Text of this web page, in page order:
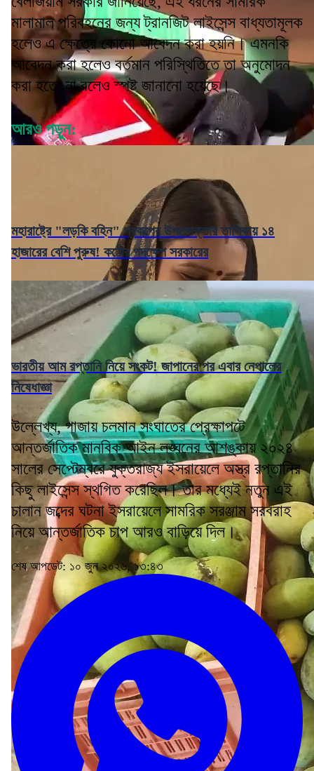
মালামাল পরিবহনের জন্য ট্রানজিট লাইসেন্স বাধ্যতামূলক
হলেও এ ক্ষেত্রে কোনো আবেদন করা হয়নি। এমনকি
আবেদন করা হলেও বর্তমান পরিস্থিতিতে তা অনুমোদন
করা হতো না বলেও স্পষ্ট জানানো হয়েছে।
আরও পড়ুন:
মহারাষ্ট্রে "লড়কি বহিন" প্রকল্পের উপভোক্তার তালিকায় ১৪
হাজারের বেশি পুরুষ! কঠোর পদক্ষেপ সরকারের
ভারতীয় আম রপ্তানি নিয়ে সংকট! জাপানের পর এবার নেপালের
নিষেধাজ্ঞা
উল্লেখ্য, গাজায় চলমান সংঘাতের প্রেক্ষাপটে
আন্তর্জাতিক মানবিক আইন লঙ্ঘনের আশঙ্কায় ২০২৪
সালের সেপ্টেম্বরে যুক্তরাজ্য ইসরায়েলে অস্ত্র রপ্তানির
কিছু লাইসেন্স স্থগিত করেছিল। তার মধ্যেই নতুন এই
চালান জব্দের ঘটনা ইসরায়েলে সামরিক সরঞ্জাম সরবরাহ
নিয়ে আন্তর্জাতিক চাপ আরও বাড়িয়ে দিল।
শেষ আপডেট: ১০ জুন ২০২৬, ১৩:৪৩